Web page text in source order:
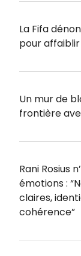
La Fifa
pour
Un mur de
frontière
Rani Rosius
émotions :
claires,
cohérence”